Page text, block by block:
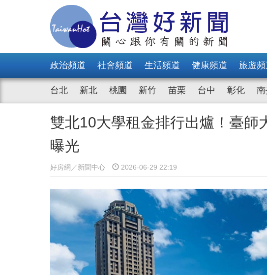
政治頻道 社會頻道 生活頻道 健康頻道 旅遊頻
台北 新北 桃園 新竹 苗栗 台中 彰化 南
雙北10大學租金排行出爐！臺
曝光
好房網／新聞中心 2026-06-29 22:19